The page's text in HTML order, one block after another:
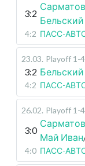
3:2
4:2 ПАСС-
23.03. Playoff 1-
3:2
4:2 ПАСС-
26.02. Playoff 1-
3:0
Май Иван
4:0 ПАСС-